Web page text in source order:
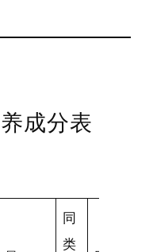
成分表
同
类